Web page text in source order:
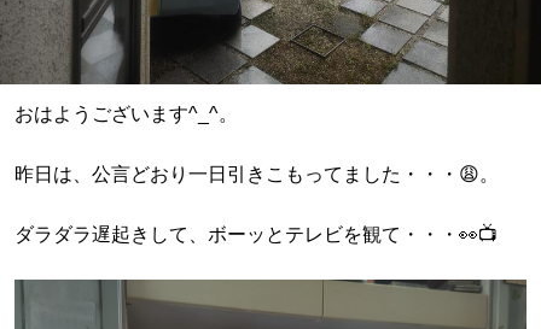
おはようございます^⁠_⁠^。
昨日は、公言どおり一日引きこもってました・・・😩。
ダラダラ遅起きして、ボーッとテレビを観て・・・👀📺️